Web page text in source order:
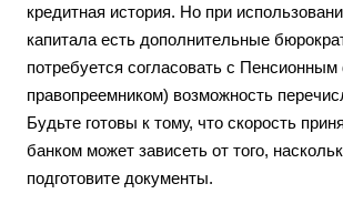
кредитная история. Но при
капитала есть дополнительные
потребуется согласовать с
правопреемником) возможность
Будьте готовы к тому, что скорость
банком может зависеть от того,
подготовите документы.